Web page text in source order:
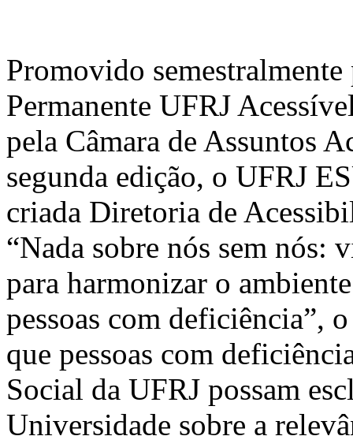
Promovido
Permanente UFRJ
pela Câmara de Assuntos
segunda edição, o UFRJ
criada Diretoria de
“Nada sobre nós sem nós:
para harmonizar o
pessoas com deficiência”,
que pessoas com
Social da UFRJ possam
Universidade sobre a